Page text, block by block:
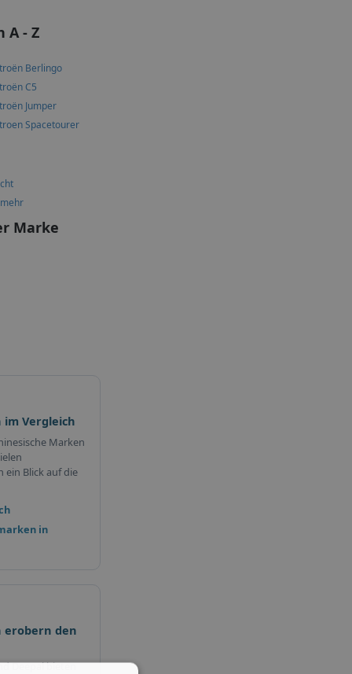
A - Z
Berlingo
C5
Jumper
Spacetourer
Marke
im Vergleich
Marken
ein Blick auf die
in
erobern den
Deepal bieten